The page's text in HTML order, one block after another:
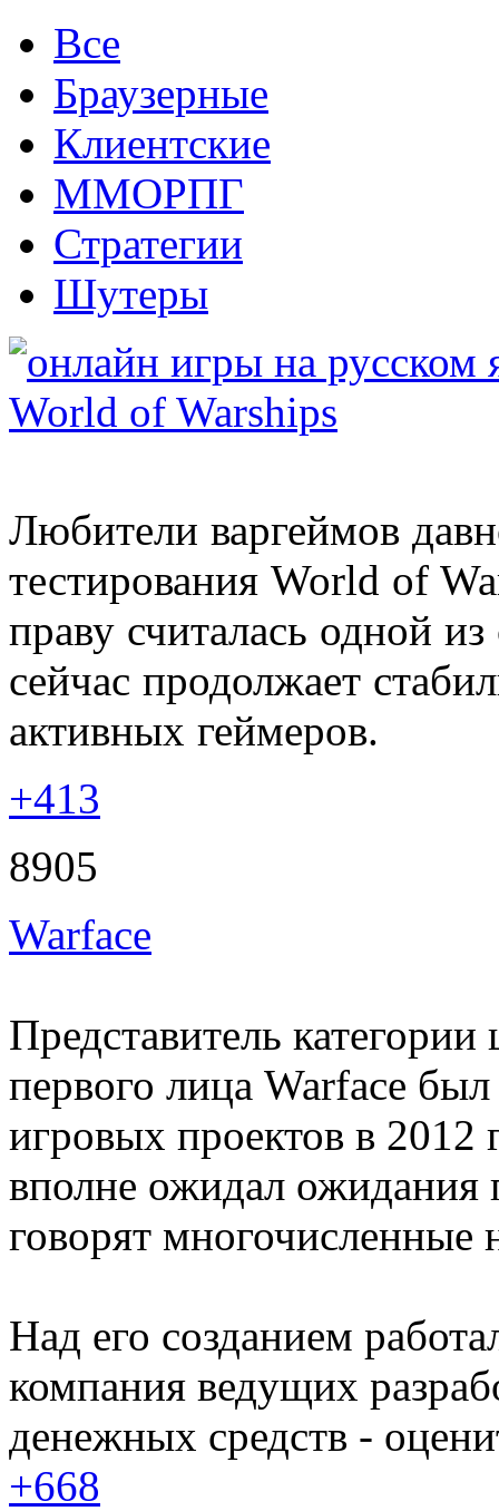
Все
Браузерные
Клиентские
ММОРПГ
Стратегии
Шутеры
World of Warships
Любители варгеймов
тестирования World of
праву считалась одной
сейчас продолжает
активных геймеров.
+413
8905
Warface
Представитель
первого лица Warface
игровых проектов в 2012
вполне ожидал ожидания
говорят многочисленные
Над его созданием
компания ведущих
денежных средств -
+668